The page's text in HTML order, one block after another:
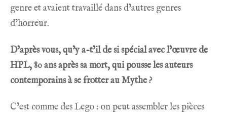
genre et avaient travaillé dans d’autres genres
d’horreur.
D’après vous, qu’y a-t’il de si spécial avec l’œuvre de
HPL, 80 ans après sa mort, qui pousse les auteurs
contemporains à se frotter au Mythe ?
C’est comme des Lego : on peut assembler les pièces